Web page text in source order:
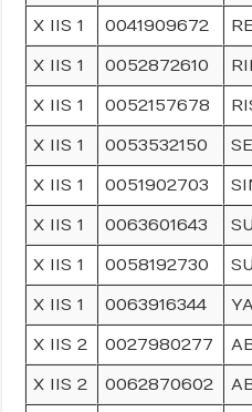
X IIS 1
0041909672
X IIS 1
0052872610
X IIS 1
0052157678
X IIS 1
0053532150
X IIS 1
0051902703
X IIS 1
0063601643
X IIS 1
0058192730
X IIS 1
0063916344
X IIS 2
0027980277
X IIS 2
0062870602